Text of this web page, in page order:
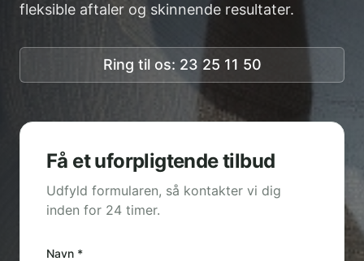
fleksible aftaler og skinnende resultater.
Ring til os: 23 25 11 50
Få et uforpligtende tilbud
Udfyld formularen, så kontakter vi dig
inden for 24 timer.
Navn *